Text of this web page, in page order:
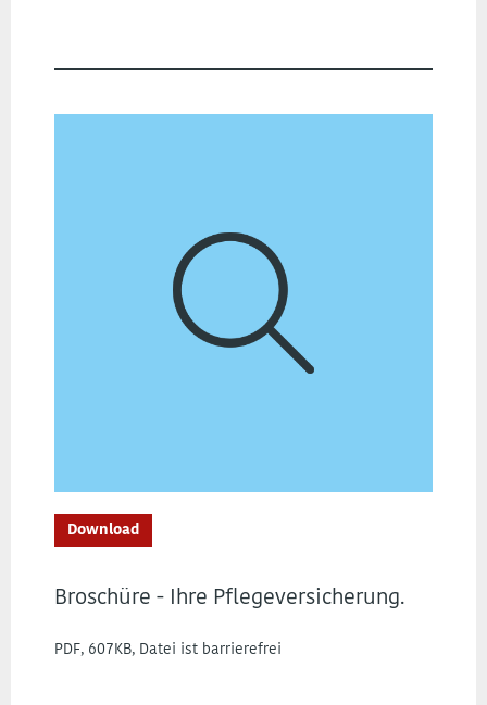
Download
Broschüre - Ihre Pflegeversicherung.
PDF, 607KB, Datei ist barrierefrei